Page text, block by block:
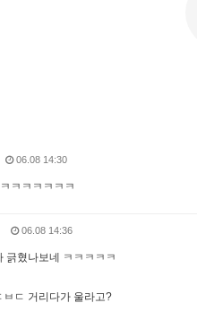
06.08 14:30
ㅋㅋㅋㅋㅋㅋ
06.08 14:36
긁혔나보네 ㅋㅋㅋㅋㅋ
ㅂㄷ 거리다가 울라고?